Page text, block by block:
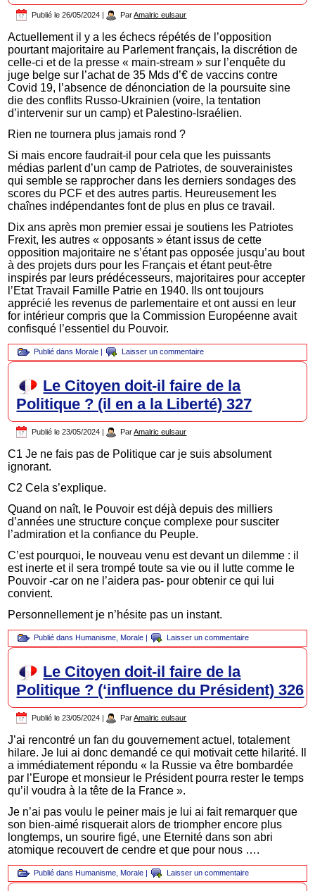
Publié le 26/05/2024 | Par Amalric eulsaur
Actuellement il y a les échecs répétés de l’opposition
pourtant majoritaire au Parlement français, la discrétion de
celle-ci et de la presse « main-stream » sur l’enquête du
juge belge sur l’achat de 35 Mds d’€ de vaccins contre
Covid 19, l’absence de dénonciation de la poursuite sine
die des conflits Russo-Ukrainien (voire, la tentation
d’intervenir sur un camp) et Palestino-Israélien.
Rien ne tournera plus jamais rond ?
Si mais encore faudrait-il pour cela que les puissants
médias parlent d’un camp de Patriotes, de souverainistes
qui semble se rapprocher dans les derniers sondages des
scores du PCF et des autres partis. Heureusement les
chaînes indépendantes font de plus en plus ce travail.
Dix ans après mon premier essai je soutiens les Patriotes
Frexit, les autres « opposants » étant issus de cette
opposition majoritaire ne s’étant pas opposée jusqu’au bout
à des projets durs pour les Français et étant peut-être
inspirés par leurs prédécesseurs, majoritaires pour accepter
l’Etat Travail Famille Patrie en 1940. Ils ont toujours
apprécié les revenus de parlementaire et ont aussi en leur
for intérieur compris que la Commission Européenne avait
confisqué l’essentiel du Pouvoir.
Publié dans Morale | Laisser un commentaire
Le Citoyen doit-il faire de la
Politique ? (il en a la Liberté) 327
Publié le 23/05/2024 | Par Amalric eulsaur
C1 Je ne fais pas de Politique car je suis absolument
ignorant.
C2 Cela s’explique.
Quand on naît, le Pouvoir est déjà depuis des milliers
d’années une structure conçue complexe pour susciter
l’admiration et la confiance du Peuple.
C’est pourquoi, le nouveau venu est devant un dilemme : il
est inerte et il sera trompé toute sa vie ou il lutte comme le
Pouvoir -car on ne l’aidera pas- pour obtenir ce qui lui
convient.
Personnellement je n’hésite pas un instant.
Publié dans Humanisme Morale | Laisser un commentaire
Le Citoyen doit-il faire de la
Politique ? (‘influence du Président) 326
Publié le 23/05/2024 Par Amalric eulsaur
J’ai rencontré un fan du gouvernement actuel, totalement
hilare. Je lui ai donc demandé ce qui motivait cette hilarité. Il
a immédiatement répondu « la Russie va être bombardée
par l’Europe et monsieur le Président pourra rester le temps
qu’il voudra à la tête de la France ».
Je n’ai pas voulu le peiner mais je lui ai fait remarquer que
son bien-aimé risquerait alors de triompher encore plus
longtemps, un sourire figé, une Eternité dans son abri
atomique recouvert de cendre et que pour nous ….
Publié dans Humanisme Morale Laisser un commentaire